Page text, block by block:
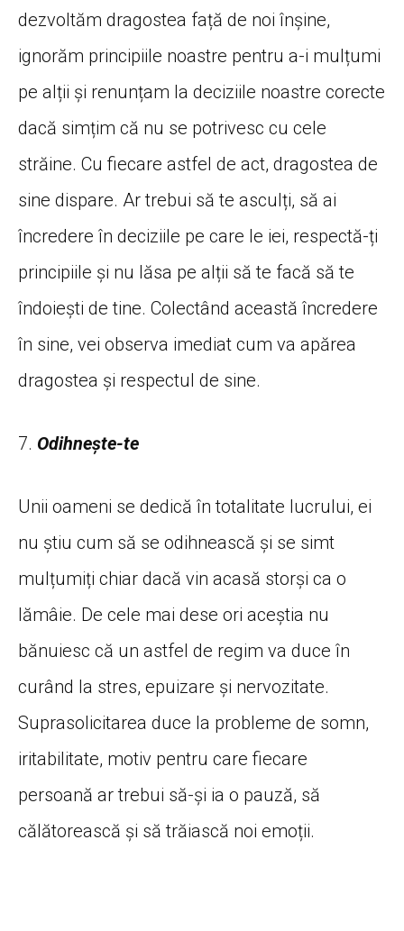
dezvoltăm dragostea față de noi înșine,
ignorăm principiile noastre pentru a-i mulțumi
pe alții și renunțam la deciziile noastre corecte
dacă simțim că nu se potrivesc cu cele
străine. Cu fiecare astfel de act, dragostea de
sine dispare. Ar trebui să te asculți, să ai
încredere în deciziile pe care le iei, respectă-ți
principiile și nu lăsa pe alții să te facă să te
îndoiești de tine. Colectând această încredere
în sine, vei observa imediat cum va apărea
dragostea și respectul de sine.
7. Odihnește-te
Unii oameni se dedică în totalitate lucrului, ei
nu știu cum să se odihnească și se simt
mulțumiți chiar dacă vin acasă storși ca o
lămâie. De cele mai dese ori aceștia nu
bănuiesc că un astfel de regim va duce în
curând la stres, epuizare și nervozitate.
Suprasolicitarea duce la probleme de somn,
iritabilitate, motiv pentru care fiecare
persoană ar trebui să-și ia o pauză, să
călătorească și să trăiască noi emoții.